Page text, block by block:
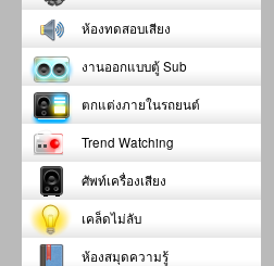
ห้องทดสอบเสียง
งานออกแบบตู้ Sub
ตกแต่งภายในรถยนต์
Trend Watching
ศัพท์เครื่องเสียง
เคล็ดไม่ลับ
ห้องสมุดความรู้